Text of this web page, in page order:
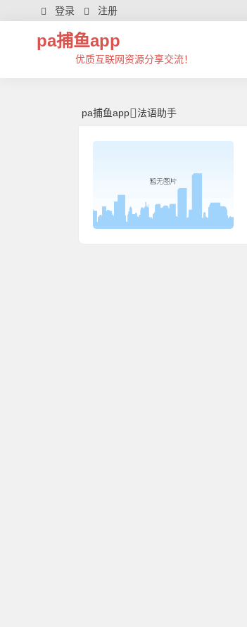
法语助手 | 芊芊精典-pa捕鱼app
登录 注册
pa捕鱼app
优质互联网资源分享交流！
pa捕鱼app 法语助手